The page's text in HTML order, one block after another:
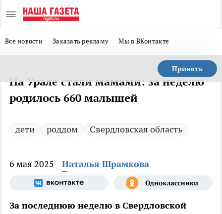
Все новости Заказать рекламу Мы в ВКонтакте
Принять
На Урале стали мамами: за неделю
родилось 660 малышей
дети роддом Свердловская область
6 мая 2025 Наталья Шрамкова
За последнюю неделю в Свердловской